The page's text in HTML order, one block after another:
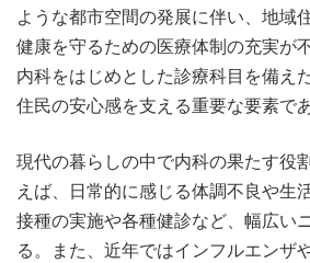
ような都市空間の発展に伴い、地域
健康を守るための医療体制の充実が
内科をはじめとした診療科目を備え
住民の安心感を支える重要な要素であ
現代の暮らしの中で内科の果たす役
えば、日常的に感じる体調不良や生
接種の実施や各種健診など、幅広い
る。また、近年ではインフルエンザ